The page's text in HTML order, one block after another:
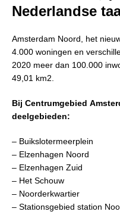
Nederlandse
Amsterdam Noord, het
4.000 woningen en
2020 meer dan 100.000
49,01 km2.
Bij Centrumgebied
deelgebieden:
– Buikslotermeerplein
– Elzenhagen Noord
– Elzenhagen Zuid
– Het Schouw
– Noorderkwartier
– Stationsgebied station